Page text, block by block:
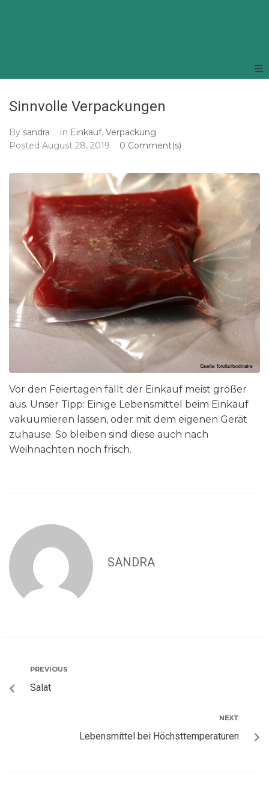
Sinnvolle Verpackungen
By sandra In Einkauf, Verpackung
Posted August 28, 2019 0 Comment(s)
Vor den Feiertagen fällt der Einkauf meist größer
aus. Unser Tipp: Einige Lebensmittel beim Einkauf
vakuumieren lassen, oder mit dem eigenen Gerät
zuhause. So bleiben sind diese auch nach
Weihnachten noch frisch.
SANDRA
PREVIOUS
Salat
NEXT
Lebensmittel bei Höchsttemperaturen